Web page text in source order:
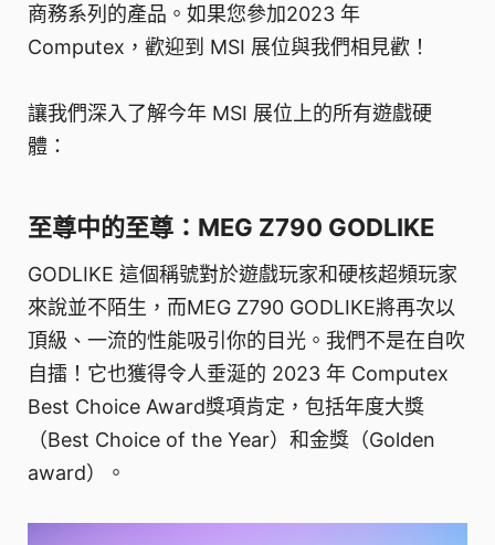
商務系列的產品。如果您參加2023 年
Computex，歡迎到 MSI 展位與我們相見歡！
讓我們深入了解今年 MSI 展位上的所有遊戲硬
體：
至尊中的至尊：MEG Z790 GODLIKE
GODLIKE 這個稱號對於遊戲玩家和硬核超頻玩家
來說並不陌生，而MEG Z790 GODLIKE將再次以
頂級、一流的性能吸引你的目光。我們不是在自吹
自擂！它也獲得令人垂涎的 2023 年 Computex
Best Choice Award獎項肯定，包括年度大獎
（Best Choice of the Year）和金獎（Golden
award）。